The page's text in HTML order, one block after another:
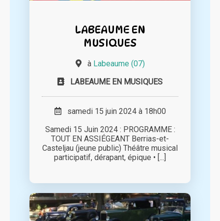
LABEAUME EN
MUSIQUES
à Labeaume (07)
LABEAUME EN MUSIQUES
samedi 15 juin 2024 à 18h00
Samedi 15 Juin 2024 : PROGRAMME :
TOUT EN ASSIÉGEANT Berrias-et-
Casteljau (jeune public) Théâtre musical
participatif, dérapant, épique • [...]